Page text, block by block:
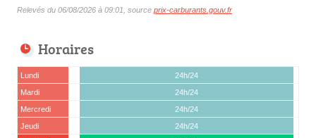
Relevés du 06/08/2026 à 09:01, source prix-carburants.gouv.fr
Horaires
Lundi
24h/24
Mardi
24h/24
Mercredi
24h/24
Jeudi
24h/24